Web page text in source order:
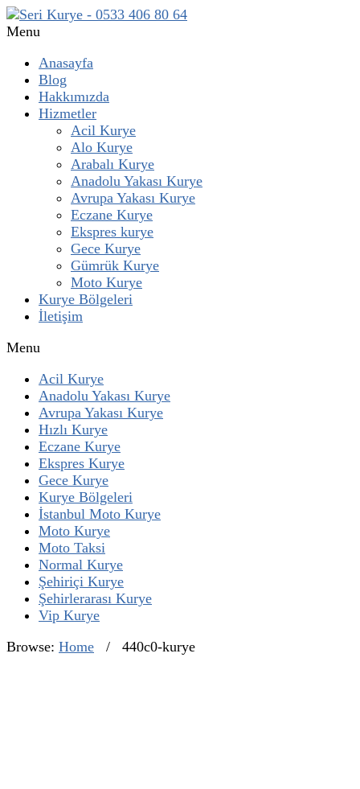
Menu
Anasayfa
Blog
Hakkımızda
Hizmetler
Acil Kurye
Alo Kurye
Arabalı Kurye
Anadolu Yakası Kurye
Avrupa Yakası Kurye
Eczane Kurye
Ekspres kurye
Gece Kurye
Gümrük Kurye
Moto Kurye
Kurye Bölgeleri
İletişim
Menu
Acil Kurye
Anadolu Yakası Kurye
Avrupa Yakası Kurye
Hızlı Kurye
Eczane Kurye
Ekspres Kurye
Gece Kurye
Kurye Bölgeleri
İstanbul Moto Kurye
Moto Kurye
Moto Taksi
Normal Kurye
Şehiriçi Kurye
Şehirlerarası Kurye
Vip Kurye
Browse: Home / 440c0-kurye